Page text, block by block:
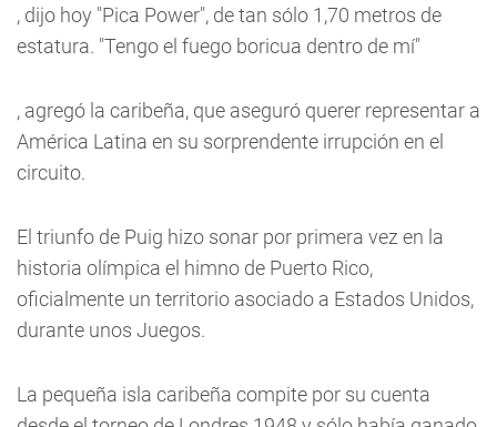
, dijo hoy "Pica Power", de tan sólo 1,70 metros de
estatura. "Tengo el fuego boricua dentro de mí"
, agregó la caribeña, que aseguró querer representar a
América Latina en su sorprendente irrupción en el
circuito.
El triunfo de Puig hizo sonar por primera vez en la
historia olímpica el himno de Puerto Rico,
oficialmente un territorio asociado a Estados Unidos,
durante unos Juegos.
La pequeña isla caribeña compite por su cuenta